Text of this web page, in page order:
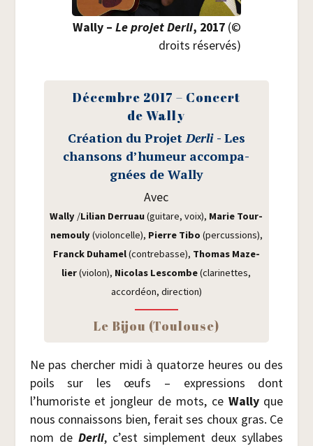
Wal­ly – Le pro­jet Der­li, 2017(©
droits réservés)
Décembre 2017 – Concert
de Wally
Créa­tion du Pro­jetDer­li - Les
chan­sons d’humeur accom­pa­
gnées de Wally
Avec
Wal­ly /​Lilian Der­ruau(gui­tare, voix), Marie Tour­
ne­mou­ly(vio­lon­celle), Pierre Tibo (per­cus­sions),
Franck Duha­mel(contre­basse), Tho­mas Maze­
lier(vio­lon), Nico­las Les­combe(cla­ri­nettes,
accor­déon, direction)
Le Bijou (Tou­louse)
Ne pas cher­cher midi à qua­torze heures ou des
poils sur les œufs – expres­sions dont
l’humoriste et jon­gleur de mots, ce Wal­ly que
nous connais­sons bien, ferait ses choux gras. Ce
nom de Der­li, c’est sim­ple­ment deux syl­labes